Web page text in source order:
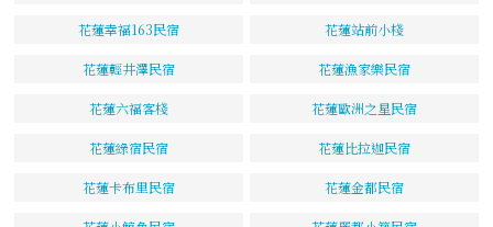
花蓮幸福163民宿 花蓮站前小棧
花蓮輕井澤民宿 花蓮漁家樂民宿
花蓮六福客棧 花蓮歐洲之星民宿
花蓮綠宿民宿 花蓮比拉迦民宿
花蓮卡布里民宿 花蓮金都民宿